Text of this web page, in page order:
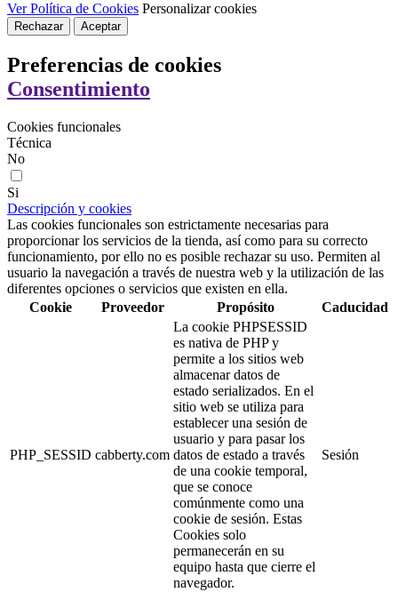
Ver Política de Cookies Personalizar cookies
Rechazar Aceptar
Preferencias de cookies
Consentimiento
Cookies funcionales
Técnica
No
Si
Descripción y cookies
Las cookies funcionales son estrictamente necesarias para
proporcionar los servicios de la tienda, así como para su correcto
funcionamiento, por ello no es posible rechazar su uso. Permiten al
usuario la navegación a través de nuestra web y la utilización de las
diferentes opciones o servicios que existen en ella.
Cookie
Proveedor Propósito Caducidad
PHP_SESSID cabberty.com
La cookie PHPSESSID
es nativa de PHP y
permite a los sitios web
almacenar datos de
estado serializados. En el
sitio web se utiliza para
establecer una sesión de
usuario y para pasar los
datos de estado a través
de una cookie temporal,
que se conoce
comúnmente como una
cookie de sesión. Estas
Cookies solo
permanecerán en su
equipo hasta que cierre el
navegador.
Sesión